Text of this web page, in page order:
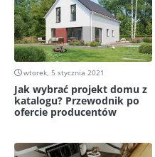
wtorek, 5 stycznia 2021
Jak wybrać projekt domu z
katalogu? Przewodnik po
ofercie producentów